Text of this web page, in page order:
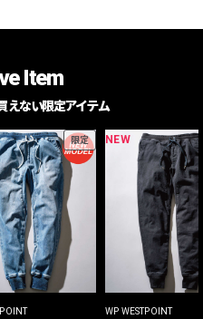
Item
えない限定アイテム
限定 NEW
WP WESTPOINT